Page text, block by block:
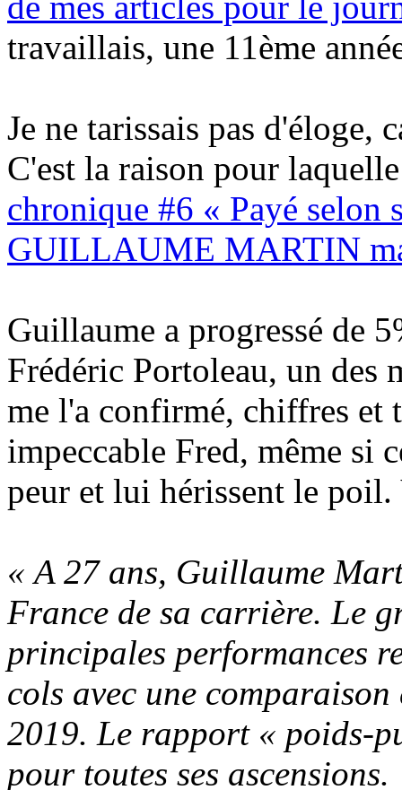
travaillais, une 11ème
Je ne tarissais pas d'éloge,
C'est la raison pour
chronique #6 « Payé selon
GUILLAUME MARTIN
Guillaume a progressé de
Frédéric Portoleau, un des
me l'a confirmé, chiffres et
impeccable Fred, même si
peur et lui hérissent le poil.
« A 27 ans, Guillaume
France de sa carrière. Le
principales performances
cols avec une
2019. Le rapport « poids-
pour toutes ses ascensions.